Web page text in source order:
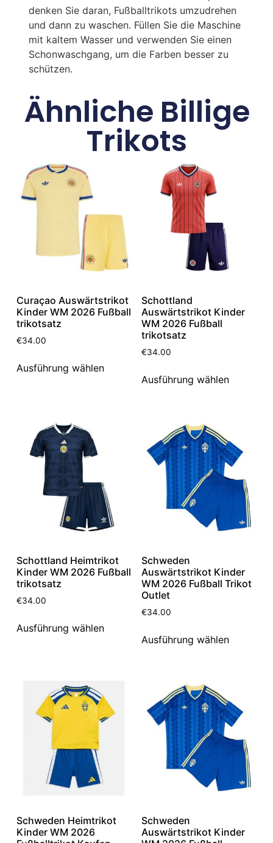
denken Sie daran, Fußballtrikots umzudrehen
und dann zu waschen. Füllen Sie die Maschine
mit kaltem Wasser und verwenden Sie einen
Schonwaschgang, um die Farben besser zu
schützen.
Ähnliche Billige
Trikots
Curaçao Auswärtstrikot
Kinder WM 2026 Fußball
trikotsatz
€34.00
Ausführung wählen
Schottland
Auswärtstrikot Kinder
WM 2026 Fußball
trikotsatz
€34.00
Ausführung wählen
Schottland Heimtrikot
Kinder WM 2026 Fußball
trikotsatz
€34.00
Ausführung wählen
Schweden
Auswärtstrikot Kinder
WM 2026 Fußball Trikot
Outlet
€34.00
Ausführung wählen
Schweden Heimtrikot
Kinder WM 2026
Schweden
Auswärtstrikot Kinder